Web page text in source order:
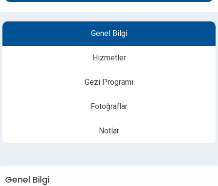
Genel Bilgi
Hizmetler
Gezi Programı
Fotoğraflar
Notlar
Genel Bilgi